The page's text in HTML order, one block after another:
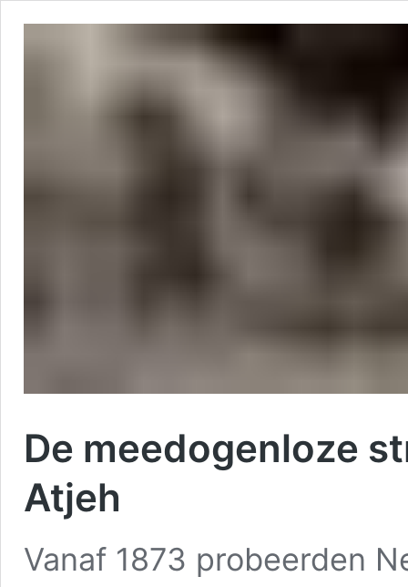
De meedogenloze
Atjeh
Vanaf 1873 probeerden